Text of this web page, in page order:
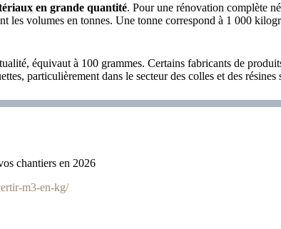
en grande quantité. Pour une rénovation complète
les volumes en tonnes. Une tonne correspond à 1 000
équivaut à 100 grammes. Certains fabricants de
particulièrement dans le secteur des colles et des résines
chantiers en 2026
m3-en-kg/